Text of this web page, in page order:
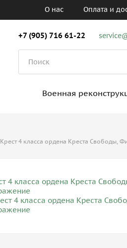
О нас Оплата и
+7 (905) 716 61-22
Военная
Крест 4 класса ордена Креста Свободы,